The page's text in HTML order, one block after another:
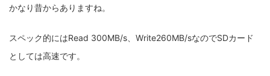
かなり昔からありますね。
スペック的にはRead 300MB/s、Write260MB/sなのでSDカード
としては高速です。